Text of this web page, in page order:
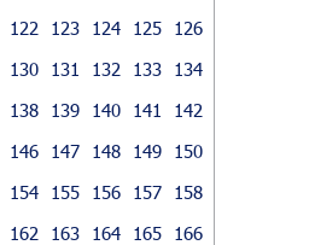
122 123 124 125
126
130 131 132 133
134
138 139 140 141
142
146 147 148 149
150
154 155 156 157
158
162 163 164 165
166